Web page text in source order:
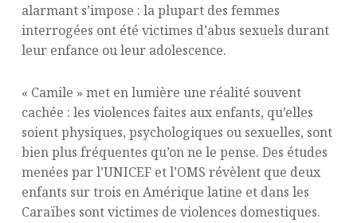
alarmant s’impose : la plupart des femmes
interrogées ont été victimes d’abus sexuels durant
leur enfance ou leur adolescence.
« Camile » met en lumière une réalité souvent
cachée : les violences faites aux enfants, qu’elles
soient physiques, psychologiques ou sexuelles, sont
bien plus fréquentes qu’on ne le pense. Des études
menées par l’UNICEF et l’OMS révèlent que deux
enfants sur trois en Amérique latine et dans les
Caraïbes sont victimes de violences domestiques.